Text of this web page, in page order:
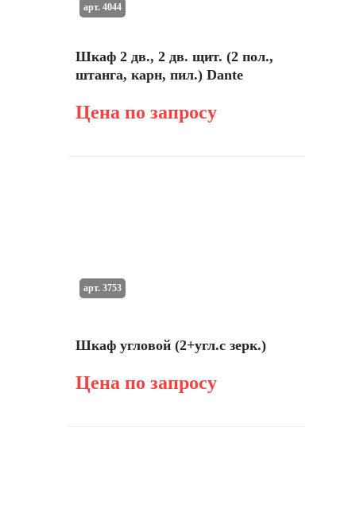
Шкаф 2 дв., 2 дв. щит. (2 пол.,
штанга, карн, пил.) Dante
Цена по запросу
арт. 4044
Шкаф угловой (2+угл.с зерк.)
Цена по запросу
арт. 3753